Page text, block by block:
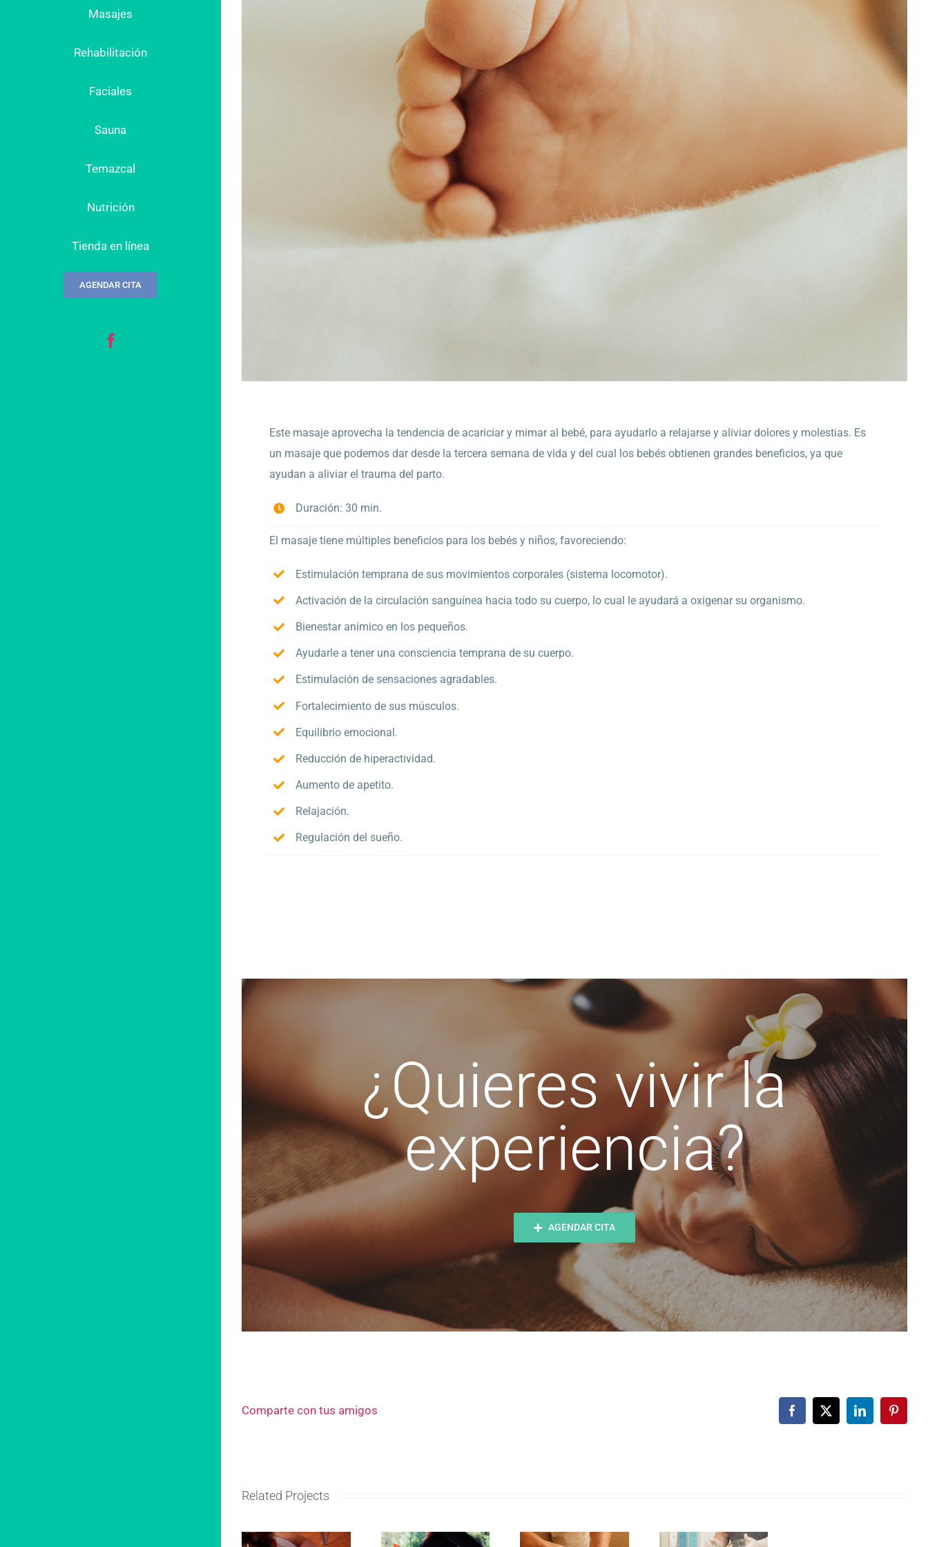
Masajes
Rehabilitación
Faciales
Sauna
Temazcal
Nutrición
Tienda en línea
AGENDAR CITA
Este masaje aprovecha la tendencia de acariciar y mimar al bebé, para ayudarlo a relajarse y aliviar dolores y molestias. Es
un masaje que podemos dar desde la tercera semana de vida y del cual los bebés obtienen grandes beneficios, ya que
ayudan a aliviar el trauma del parto.
Duración: 30 min.
El masaje tiene múltiples beneficios para los bebés y niños, favoreciendo:
Estimulación temprana de sus movimientos corporales (sistema locomotor).
Activación de la circulación sanguínea hacia todo su cuerpo, lo cual le ayudará a oxigenar su organismo.
Bienestar anímico en los pequeños.
Ayudarle a tener una consciencia temprana de su cuerpo.
Estimulación de sensaciones agradables.
Fortalecimiento de sus músculos.
Equilibrio emocional.
Reducción de hiperactividad.
Aumento de apetito.
Relajación.
Regulación del sueño.
¿Quieres vivir la
experiencia?
AGENDAR CITA
Comparte con tus amigos Facebook
X LinkedIn
Related Projects